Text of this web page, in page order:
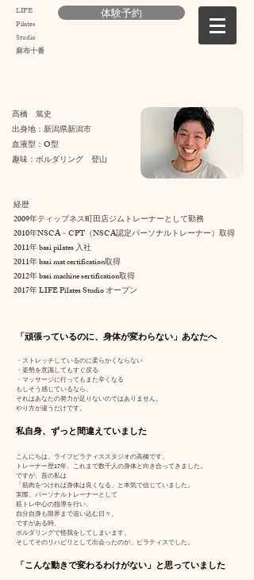
LIFE
Pilates
Studio
麻布十番
体験予約
髙橋 篤史
出身地：新潟県新潟市
血液型：O型
趣味：ボルダリング 登山
経歴
​2009年ティップネス町田店ジムトレーナーとして勤務
​2010年NSCA－CPT（NSCA認定パーソナルトレーナー）取得
​2011年 basi pilates 入社
2011年 basi mat certification取得
2012年 basi machine sertification取得
​2017年 LIFE Pilates Studio オープン
「頑張っているのに、身体が変わらない」あなたへ
・ストレッチしているのに柔らかくならない
・姿勢を意識してもすぐ戻る
・マッサージに行ってもまた辛くなる
もしそう感じているなら、
それはあなたの努力が足りないのではありません。
やり方が違うだけです。
私自身、ずっと間違えていました
こんにちは。ライフピラティススタジオの高橋です。
トレーナー歴17年、これまで数千人の身体と向き合ってきました。
ですが、昔の私は
「筋肉をつければ身体は良くなる」と本気で信じていました。
実際、パーソナルトレーナーとして
筋トレ中心の指導を行い、
自分自身も限界まで追い込む日々。
ですがある時、
ボルダリングで怪我をしてしまいます。
そしてそのリハビリとして出会ったのが、ピラティスでした。
「こんな動きで変わるわけがない」と思っていました